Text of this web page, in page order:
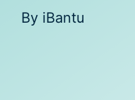
By iBantu